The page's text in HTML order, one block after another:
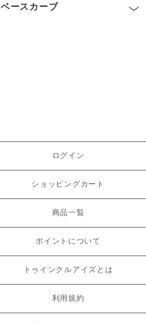
ベースカーブ
ログイン
ショッピングカート
商品一覧
ポイントについて
トゥインクルアイズとは
利用規約